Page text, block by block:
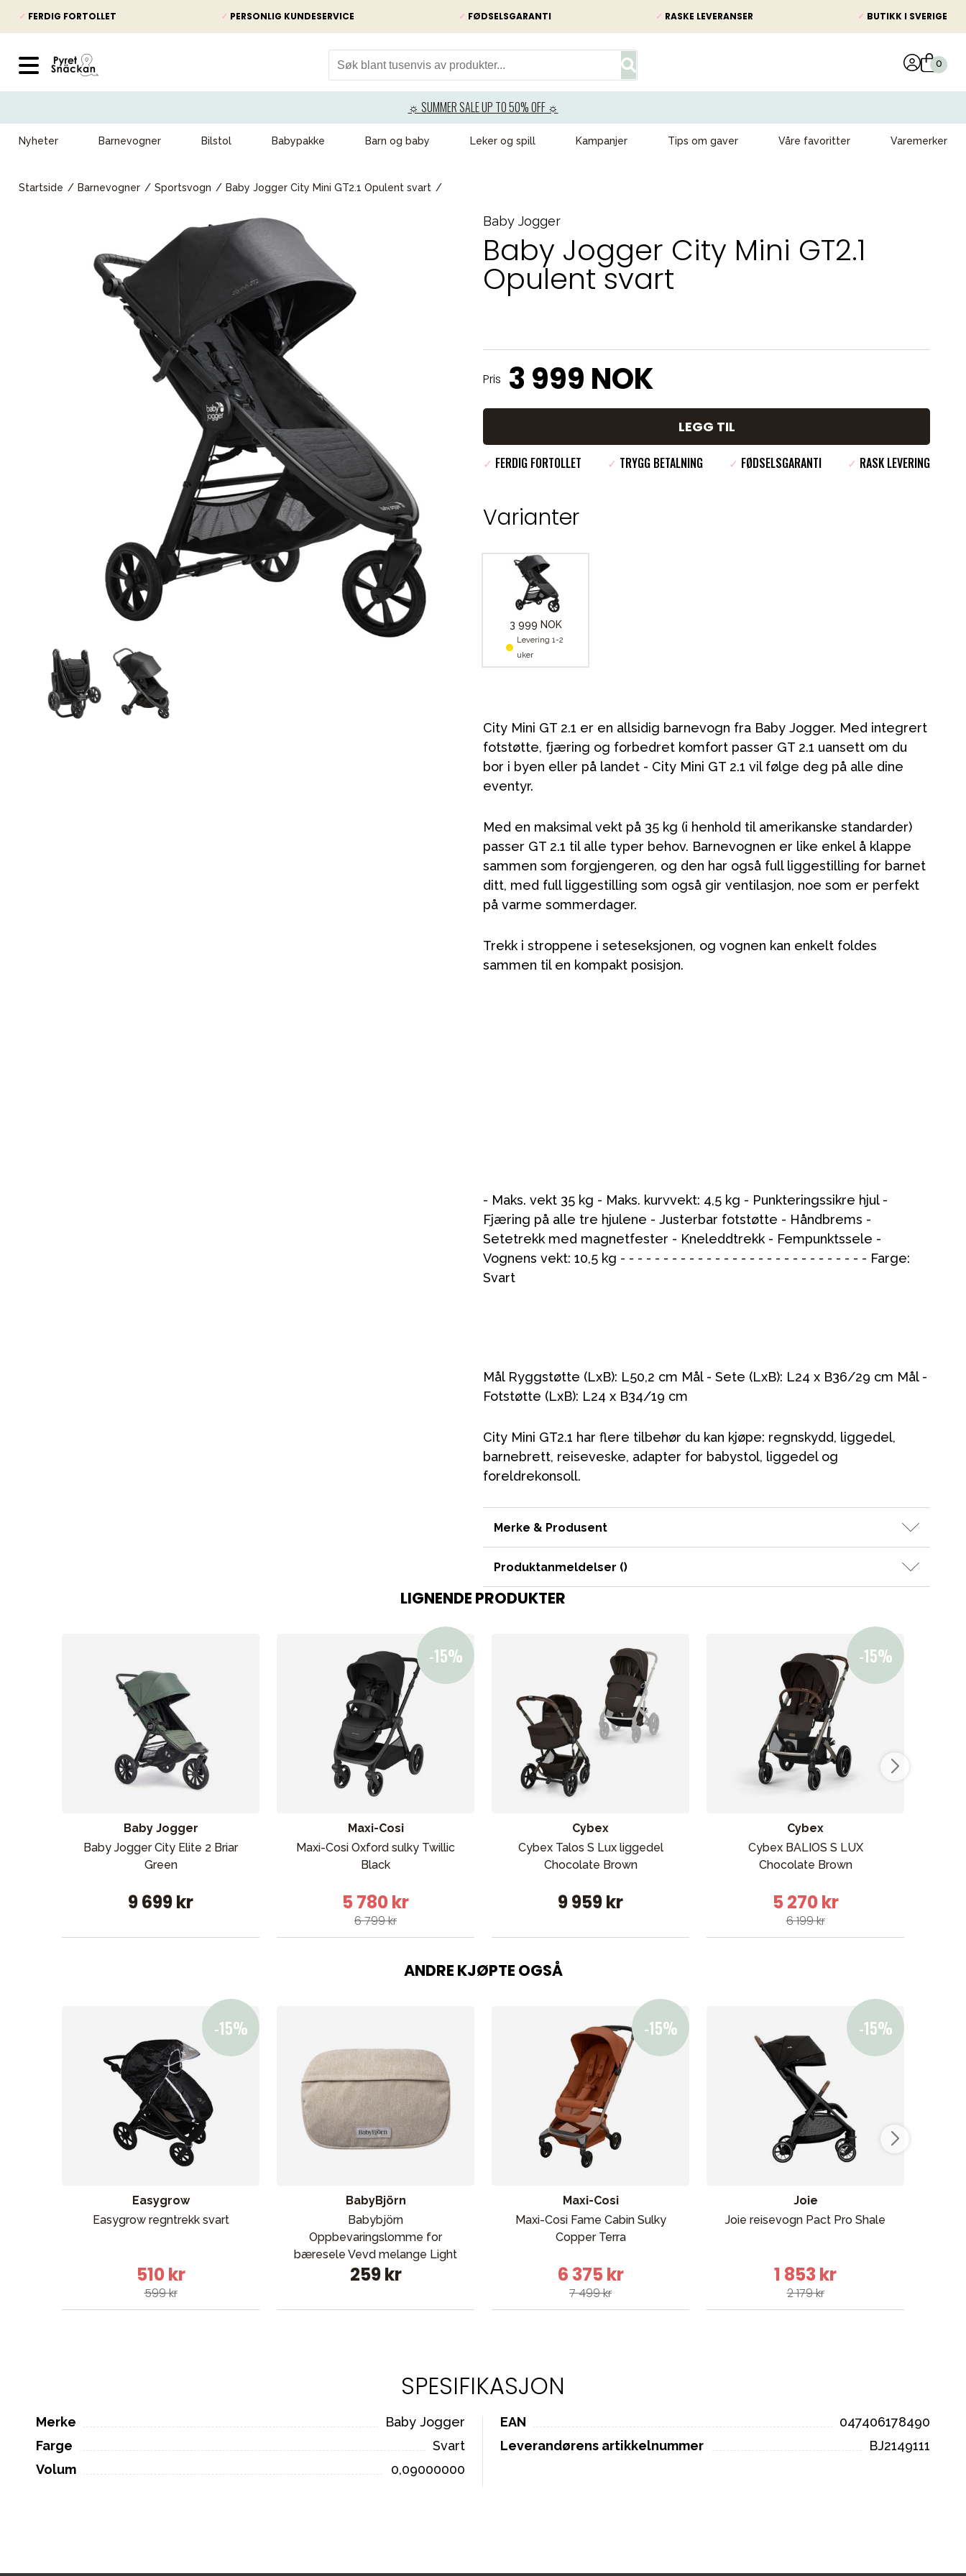
✓ FERDIG FORTOLLET ✓ PERSONLIG KUNDESERVICE ✓ FØDSELSGARANTI ✓ RASKE LEVERANSER ✓ BUTIKK I SVERIGE
☼ SUMMER SALE UP TO 50% OFF ☼
Nyheter Barnevogner Bilstol Babypakke Barn og baby Leker og spill Kampanjer Tips om gaver Våre favoritter Varemerker
Startside Barnevogner Sportsvogn Baby Jogger City Mini GT2.1 Opulent svart
Baby Jogger
Baby Jogger City Mini GT2.1
Opulent svart
Pris 3 999 NOK
LEGG TIL
✓ FERDIG FORTOLLET ✓ TRYGG BETALNING ✓ FØDSELSGARANTI ✓ RASK LEVERING
Varianter
3 999 NOK
Levering 1-2
uker
City Mini GT 2.1 er en allsidig barnevogn fra Baby Jogger. Med integrert
fotstøtte, fjæring og forbedret komfort passer GT 2.1 uansett om du
bor i byen eller på landet - City Mini GT 2.1 vil følge deg på alle dine
eventyr.
Med en maksimal vekt på 35 kg (i henhold til amerikanske standarder)
passer GT 2.1 til alle typer behov. Barnevognen er like enkel å klappe
sammen som forgjengeren, og den har også full liggestilling for barnet
ditt, med full liggestilling som også gir ventilasjon, noe som er perfekt
på varme sommerdager.
Trekk i stroppene i seteseksjonen, og vognen kan enkelt foldes
sammen til en kompakt posisjon.
- Maks. vekt 35 kg - Maks. kurvvekt: 4,5 kg - Punkteringssikre hjul -
Fjæring på alle tre hjulene - Justerbar fotstøtte - Håndbrems -
Setetrekk med magnetfester - Kneleddtrekk - Fempunktssele -
Vognens vekt: 10,5 kg - - - - - - - - - - - - - - - - - - - - - - - - - - - - - Farge:
Svart
Mål Ryggstøtte (LxB): L50,2 cm Mål - Sete (LxB): L24 x B36/29 cm Mål -
Fotstøtte (LxB): L24 x B34/19 cm
City Mini GT2.1 har flere tilbehør du kan kjøpe: regnskydd, liggedel,
barnebrett, reiseveske, adapter for babystol, liggedel og
foreldrekonsoll.
Merke & Produsent
Produktanmeldelser ()
LIGNENDE PRODUKTER
Baby Jogger
Baby Jogger City Elite 2 Briar
Green
9 699 kr
Maxi-Cosi
Maxi-Cosi Oxford sulky Twillic
Black
5 780 kr
6 799 kr
Cybex
Cybex Talos S Lux liggedel
Chocolate Brown
9 959 kr
Cybex
Cybex BALIOS S LUX
Chocolate Brown
5 270 kr
6 199 kr
ANDRE KJØPTE OGSÅ
Easygrow
Easygrow regntrekk svart
510 kr
599 kr
BabyBjörn
Babybjörn
Oppbevaringslomme for
bæresele Vevd melange Light
Beige
259 kr
Maxi-Cosi
Maxi-Cosi Fame Cabin Sulky
Copper Terra
6 375 kr
7 499 kr
Joie
Joie reisevogn Pact Pro Shale
1 853 kr
2 179 kr
SPESIFIKASJON
Merke
Baby Jogger
Farge
Svart
Volum
0,09000000
EAN
047406178490
Leverandørens artikkelnummer
BJ2149111
Mamma & Pappa
Tilbehør
Reservedeler
Våre favoritter
Varemerker
Veiledning